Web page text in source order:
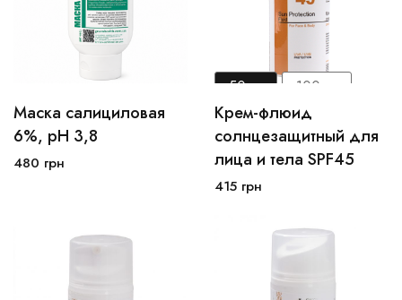
100 мл
Маска салициловая
6%, рН 3,8
480 грн
50мл 100мл
500мл
Крем-флюид
солнцезащитный для
лица и тела SPF45
415 грн